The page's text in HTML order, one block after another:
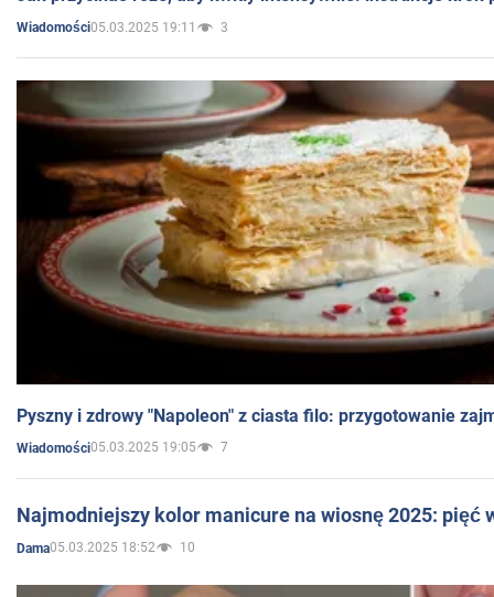
Wiadomości05.03.2025 19:11 3
Pyszny i zdrowy "Napoleon" z ciasta filo: przygotowanie
Wiadomości05.03.2025 19:05 7
Najmodniejszy kolor manicure na wiosnę 2025: pięć
Dama05.03.2025 18:52 10